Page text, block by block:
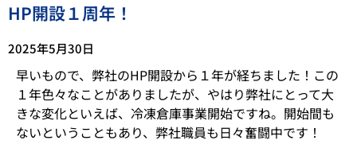
HP開設１周年！
2025年5月30日
早いもので、弊社のHP開設から１年が経ちました！この
１年色々なことがありましたが、やはり弊社にとって大
きな変化といえば、冷凍倉庫事業開始ですね。開始間も
ないということもあり、弊社職員も日々奮闘中です！